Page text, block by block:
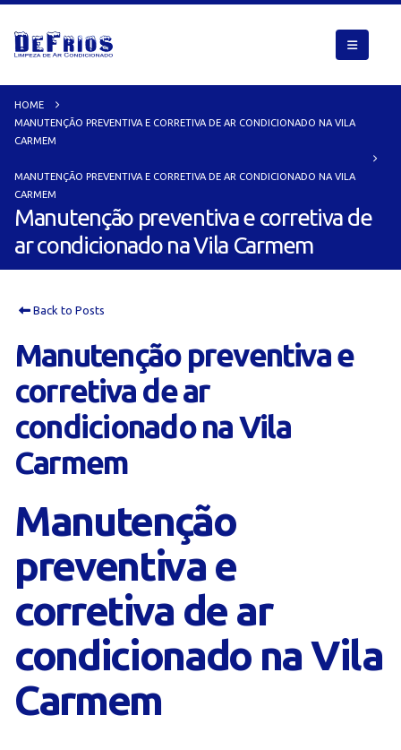
HOME
MANUTENÇÃO PREVENTIVA E CORRETIVA DE AR CONDICIONADO NA VILA
CARMEM
MANUTENÇÃO PREVENTIVA E CORRETIVA DE AR CONDICIONADO NA VILA
CARMEM
Manutenção preventiva e corretiva de
ar condicionado na Vila Carmem
Back to Posts
Manutenção preventiva e
corretiva de ar
condicionado na Vila
Carmem
Manutenção
preventiva e
corretiva de ar
condicionado na Vila
Carmem